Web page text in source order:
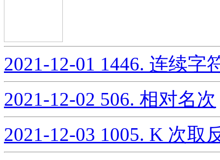
2021-12-01 1446. 连续字
2021-12-02 506. 相对名次
2021-12-03 1005. K 次取